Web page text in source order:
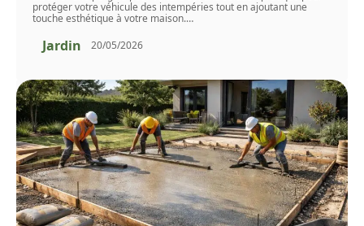
protéger votre véhicule des intempéries tout en ajoutant une
touche esthétique à votre maison.…
Jardin 20/05/2026